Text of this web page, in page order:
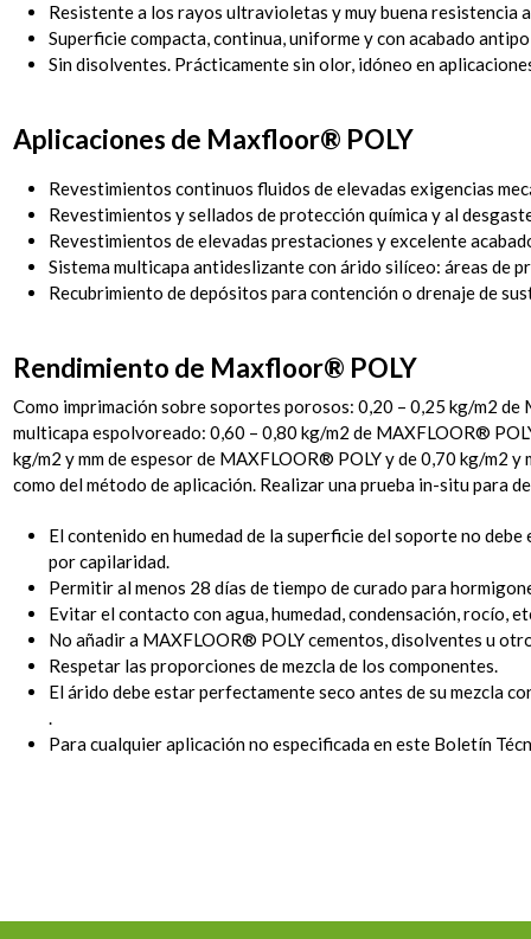
Resistente a los rayos ultravioletas y muy buena
Superficie compacta, continua, uniforme y con acabado
Sin disolventes. Prácticamente sin olor, idóneo en
Aplicaciones de Maxfloor® POLY
Revestimientos continuos fluidos de elevadas exigencias
Revestimientos y sellados de protección química y al
Revestimientos de elevadas prestaciones y excelente
Sistema multicapa antideslizante con árido silíceo: áreas de
Recubrimiento de depósitos para contención o drenaje de
Rendimiento de Maxfloor® POLY
Como imprimación sobre soportes porosos: 0,20 – 0,25 kg/m2
multicapa espolvoreado: 0,60 – 0,80 kg/m2 de MAXFLOOR®
kg/m2 y mm de espesor de MAXFLOOR® POLY y de 0,70 kg/m2
como del método de aplicación. Realizar una prueba in-situ para
El contenido en humedad de la superficie del soporte no
por capilaridad.
Permitir al menos 28 días de tiempo de curado para
Evitar el contacto con agua, humedad, condensación, rocío,
No añadir a MAXFLOOR® POLY cementos, disolventes u
Respetar las proporciones de mezcla de los componentes.
El árido debe estar perfectamente seco antes de su mezcla
.
Para cualquier aplicación no especificada en este Boletín